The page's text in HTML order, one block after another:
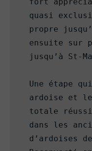
fort
quasi
propre
ensuite sur
jusqu’à St-
Une étape
ardoise et
totale
dans les
d’ardoises